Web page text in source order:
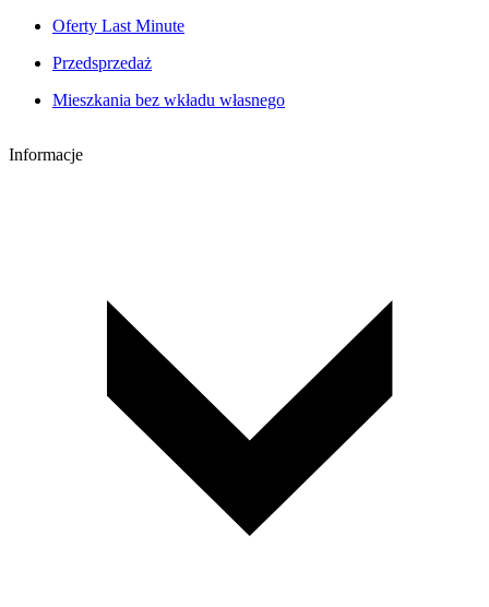
Oferty Last Minute
Przedsprzedaż
Mieszkania bez wkładu własnego
Informacje